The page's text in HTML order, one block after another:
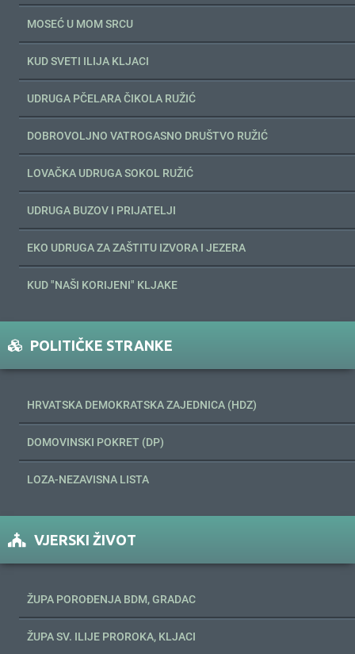
MOSEĆ U MOM SRCU
KUD SVETI ILIJA KLJACI
UDRUGA PČELARA ČIKOLA RUŽIĆ
DOBROVOLJNO VATROGASNO DRUŠTVO RUŽIĆ
LOVAČKA UDRUGA SOKOL RUŽIĆ
UDRUGA BUZOV I PRIJATELJI
EKO UDRUGA ZA ZAŠTITU IZVORA I JEZERA
KUD "NAŠI KORIJENI" KLJAKE
POLITIČKE STRANKE
HRVATSKA DEMOKRATSKA ZAJEDNICA (HDZ)
DOMOVINSKI POKRET (DP)
LOZA-NEZAVISNA LISTA
VJERSKI ŽIVOT
ŽUPA POROĐENJA BDM, GRADAC
ŽUPA SV. ILIJE PROROKA, KLJACI